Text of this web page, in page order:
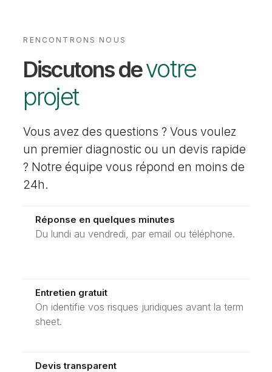
RENCONTRONS NOUS
Discutons devotre
projet
Vous avez des questions ? Vous voulez
un premier diagnostic ou un devis rapide
? Notre équipe vous répond en moins de
24h.
Réponse en quelques minutes
Du lundi au vendredi, par email ou téléphone.
Entretien gratuit
On identifie vos risques juridiques avant la term
sheet.
Devis transparent